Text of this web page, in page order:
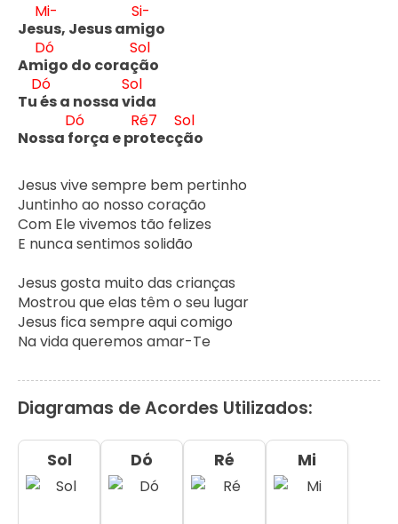
Jes
Mi-
us, Jesus am
Si-
igo
Am
Dó
igo do coraç
Sol
ão
Tu
Dó
és a nossa v
Sol
ida
Nossa f
Dó
orça e pr
Ré7
otecç
Sol
ão
Jesus vive sempre bem pertinho
Juntinho ao nosso coração
Com Ele vivemos tão felizes
E nunca sentimos solidão
Jesus gosta muito das crianças
Mostrou que elas têm o seu lugar
Jesus fica sempre aqui comigo
Na vida queremos amar-Te
Diagramas de Acordes Utilizados:
Sol Dó Ré Mi